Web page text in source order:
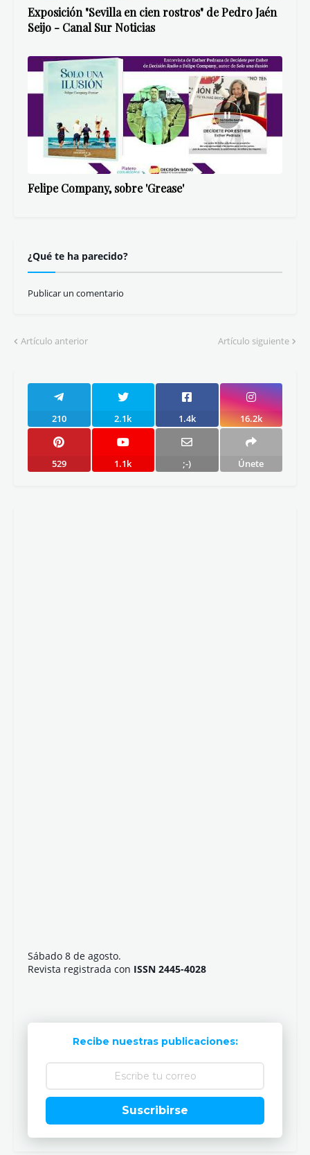
Exposición "Sevilla en cien rostros" de Pedro Jaén
Seijo - Canal Sur Noticias
Felipe Company, sobre 'Grease'
¿Qué te ha parecido?
Publicar un comentario
Artículo anterior Artículo siguiente
210 2.1k 1.4k 16.2k
529 1.1k ;-) Únete
Sábado 8 de agosto.
Revista registrada con ISSN 2445-4028
Recibe nuestras publicaciones:
Suscribirse